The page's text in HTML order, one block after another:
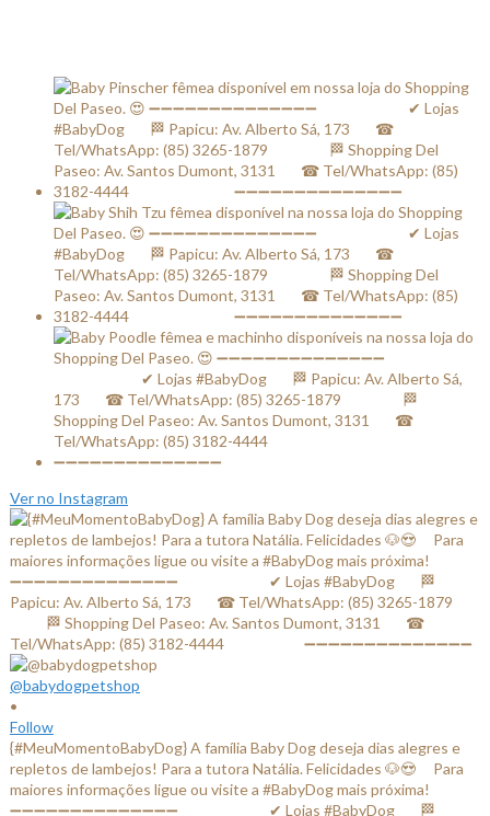
Ver no Instagram
@babydogpetshop
•
Follow
{#MeuMomentoBabyDog} A família Baby Dog deseja dias alegres e
repletos de lambejos! Para a tutora Natália. Felicidades 🐶😍 ⠀ Para
maiores informações ligue ou visite a #BabyDog mais próxima! ⠀
➖➖➖➖➖➖➖➖➖➖➖➖➖➖ ⠀⠀⠀⠀⠀⠀⠀⠀✔ Lojas #BabyDog⠀⠀ 🏁